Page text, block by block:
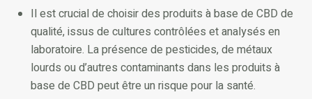
Il est crucial de choisir des produits à base de CBD de
qualité, issus de cultures contrôlées et analysés en
laboratoire. La présence de pesticides, de métaux
lourds ou d’autres contaminants dans les produits à
base de CBD peut être un risque pour la santé.